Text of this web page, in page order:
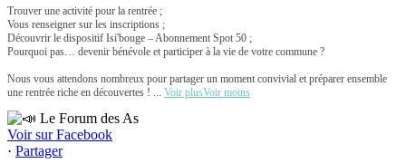
Trouver une activité pour la rentrée ;
Vous renseigner sur les inscriptions ;
Découvrir le dispositif Isi'bouge – Abonnement Spot 50 ;
Pourquoi pas… devenir bénévole et participer à la vie de votre commune ?
Nous vous attendons nombreux pour partager un moment convivial et préparer ensemble
une rentrée riche en découvertes ! ... Voir plusVoir moins
Voir sur Facebook
· Partager